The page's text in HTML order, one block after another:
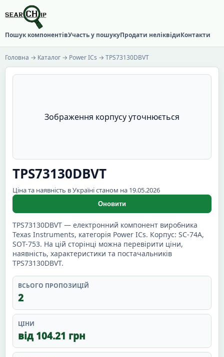
Пошук компонентівУчасть у пошукуПродати неліквідиКонтакти
Головна → Каталог → Power ICs → TPS73130DBVT
Зображення корпусу уточнюється
TPS73130DBVT
Ціна та наявність в Україні станом на 19.05.2026
Оновити
TPS73130DBVT — електронний компонент виробника
Texas Instruments, категорія Power ICs. Корпус: SC-74A,
SOT-753. На цій сторінці можна перевірити ціни,
наявність, характеристики та постачальників
TPS73130DBVT.
ВСЬОГО ПРОПОЗИЦІЙ
2
ЦІНИ
від 104.21 грн